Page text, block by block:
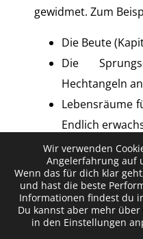
gewidmet. Zum
Die Beute
Die
Hechtangeln
Lebensräume
Endlich
Echolot
Bootsangler),
Das Jahr des
Laichzeit
Das Jahr des
Wir verwenden
Angelerfahrung auf
Wenn das für dich klar
und hast die beste
Informationen findest du
Du kannst aber mehr
in den Einstellungen